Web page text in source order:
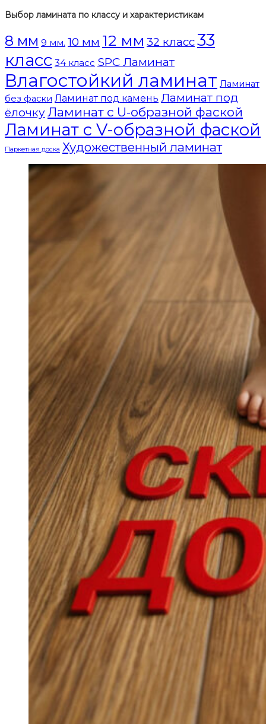
Выбор ламината по классу и характеристикам
8 мм 9 мм. 10 мм 12 мм 32 класс33
класс 34 класс SPC Ламинат
Влагостойкий ламинат Ламинат
без фаски Ламинат под камень Ламинат под
ёлочкуЛаминат с U-образной фаской
Ламинат с V-образной фаской
Паркетная доска Художественный ламинат